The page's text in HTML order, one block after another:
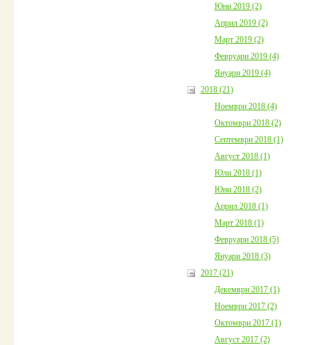
Юни 2019 (2)
Април 2019 (2)
Март 2019 (2)
Февруари 2019 (4)
Януари 2019 (4)
2018 (21)
Ноември 2018 (4)
Октомври 2018 (2)
Септември 2018 (1)
Август 2018 (1)
Юли 2018 (1)
Юни 2018 (2)
Април 2018 (1)
Март 2018 (1)
Февруари 2018 (5)
Януари 2018 (3)
2017 (21)
Декември 2017 (1)
Ноември 2017 (2)
Октомври 2017 (1)
Август 2017 (2)